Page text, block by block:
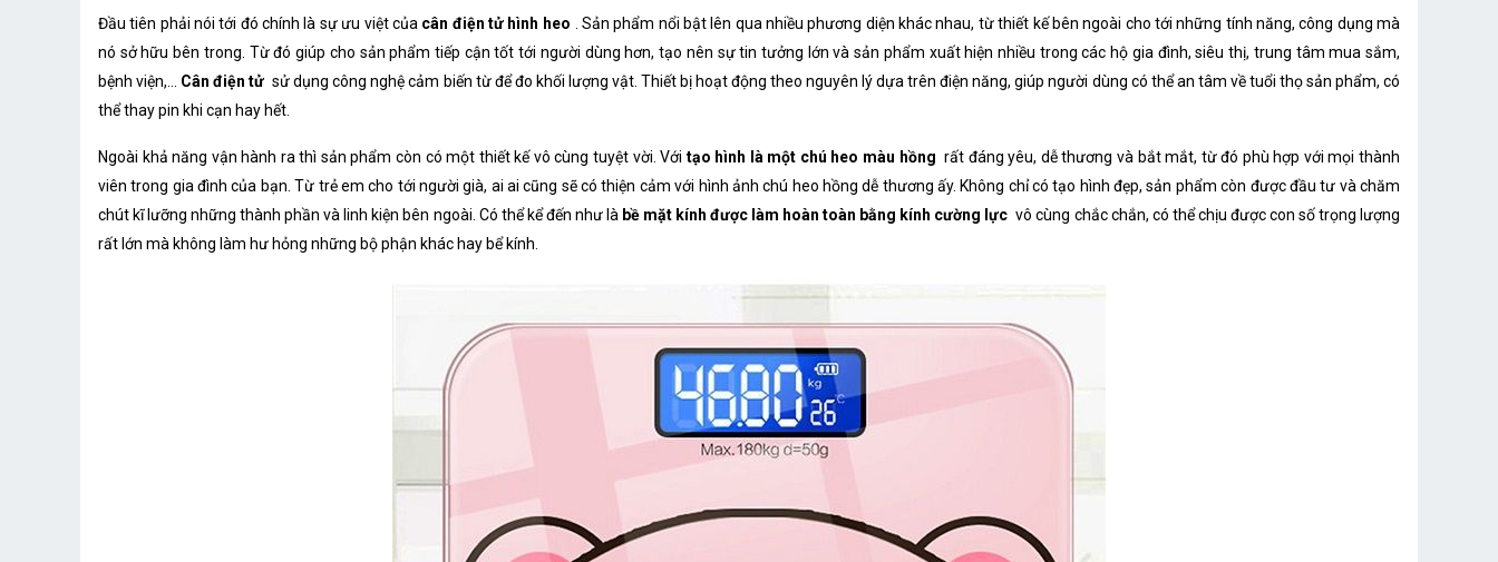
Đầu tiên phải nói tới đó chính là sự ưu việt của cân điện tử hình heo
. Sản phẩm nổi bật lên qua nhiều phương diện khác nhau, từ thiết kế bên ngoài cho tới những tính năng, công dụng mà
nó sở hữu bên trong. Từ đó giúp cho sản phẩm tiếp cận tốt tới người dùng hơn, tạo nên sự tin tưởng lớn và sản phẩm xuất hiện nhiều trong các hộ gia đình, siêu thị, trung tâm mua sắm,
bệnh viện,... Cân điện tử sử dụng công nghệ cảm biến từ để đo khối lượng vật. Thiết bị hoạt động theo nguyên lý dựa trên điện năng, giúp người dùng có thể an tâm về tuổi thọ sản phẩm, có
thể thay pin khi cạn hay hết.
Ngoài khả năng vận hành ra thì sản phẩm còn có một thiết kế vô cùng tuyệt vời. Với tạo hình là một chú heo màu hồng rất đáng yêu, dễ thương và bắt mắt, từ đó phù hợp với mọi thành
viên trong gia đình của bạn. Từ trẻ em cho tới người già, ai ai cũng sẽ có thiện cảm với hình ảnh chú heo hồng dễ thương ấy. Không chỉ có tạo hình đẹp, sản phẩm còn được đầu tư và chăm
chút kĩ lưỡng những thành phần và linh kiện bên ngoài. Có thể kể đến như là bề mặt kính được làm hoàn toàn bằng kính cường lực vô cùng chắc chắn, có thể chịu được con số trọng lượng
rất lớn mà không làm hư hỏng những bộ phận khác hay bể kính.